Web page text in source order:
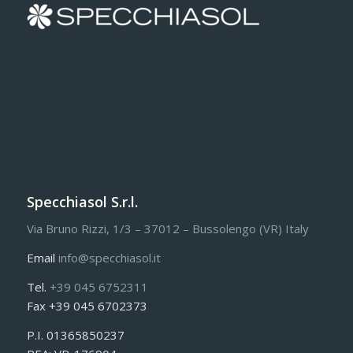
Specchiasol S.r.l.
Via Bruno Rizzi, 1/3 – 37012 – Bussolengo (VR) Italy
Email info@specchiasol.it
Tel. +39 045 6752311
Fax +39 045 6702373
P.I. 01365850237